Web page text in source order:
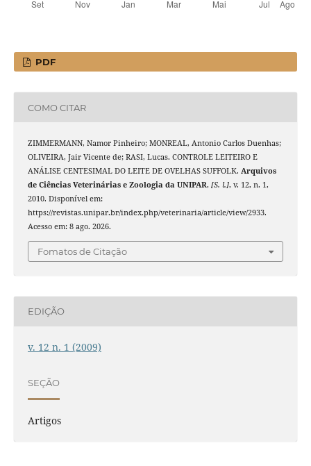
PDF
COMO CITAR
ZIMMERMANN, Namor Pinheiro; MONREAL, Antonio Carlos Duenhas;
OLIVEIRA, Jair Vicente de; RASI, Lucas. CONTROLE LEITEIRO E
ANÁLISE CENTESIMAL DO LEITE DE OVELHAS SUFFOLK. Arquivos
de Ciências Veterinárias e Zoologia da UNIPAR, [S. l.], v. 12, n. 1,
2010. Disponível em:
https://revistas.unipar.br/index.php/veterinaria/article/view/2933.
Acesso em: 8 ago. 2026.
Fomatos de Citação
EDIÇÃO
v. 12 n. 1 (2009)
SEÇÃO
Artigos